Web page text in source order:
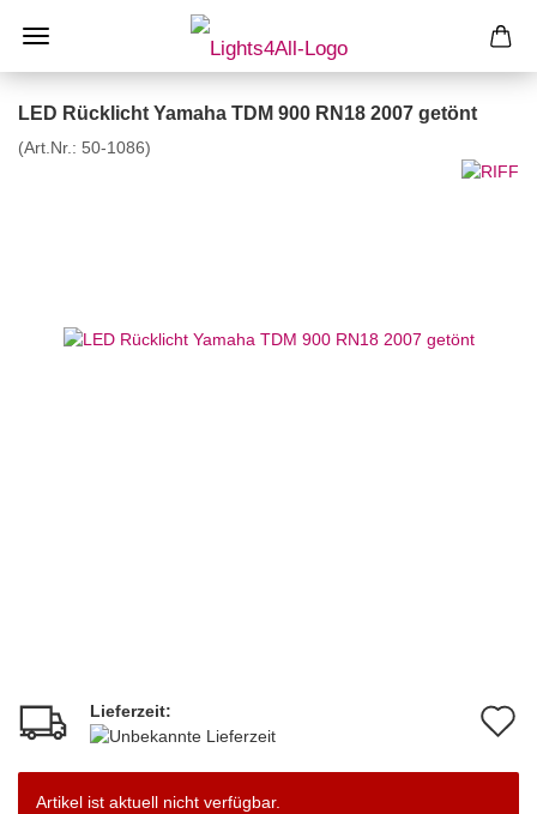
LED Rücklicht Yamaha TDM 900 RN18 2007 getönt
(Art.Nr.: 50-1086)
Lieferzeit:
Artikel ist aktuell nicht verfügbar.